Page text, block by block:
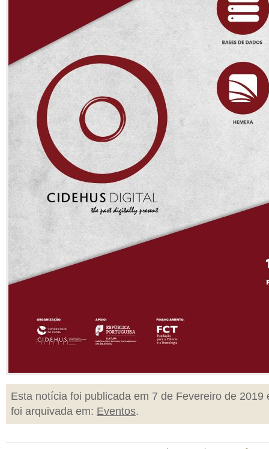
Esta notícia foi publicada em 7 de Fevereiro de 2019
foi arquivada em: Eventos.